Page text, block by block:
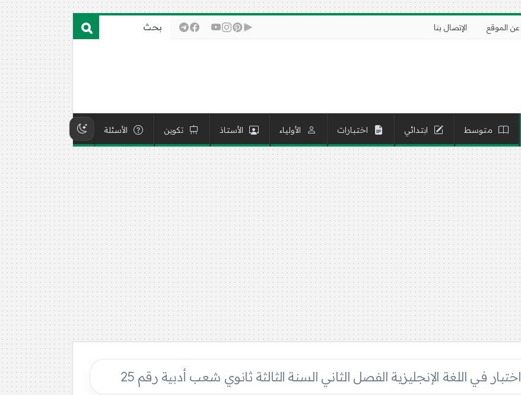
عن الموقع الإتصال بنا
متوسط ابتدائي اختبارات الأولياء الأستاذ تكوين الأسئلة
اختبار في اللغة الإنجليزية الفصل الثاني السنة الثالثة ثانوي شعب أدبية رقم 25